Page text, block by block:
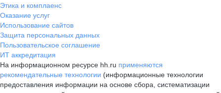
Этика и комплаенс
Оказание услуг
Использование сайтов
Защита персональных данных
Пользовательское соглашение
ИТ аккредитация
На информационном ресурсе hh.ru применяются
рекомендательные технологии (информационные технологии
предоставления информации на основе сбора, систематизации